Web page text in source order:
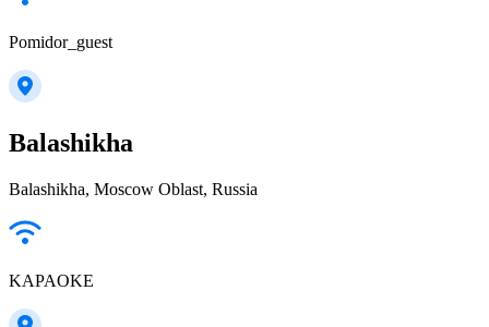
Pomidor_guest
Balashikha
Balashikha, Moscow Oblast, Russia
KAPAOKE